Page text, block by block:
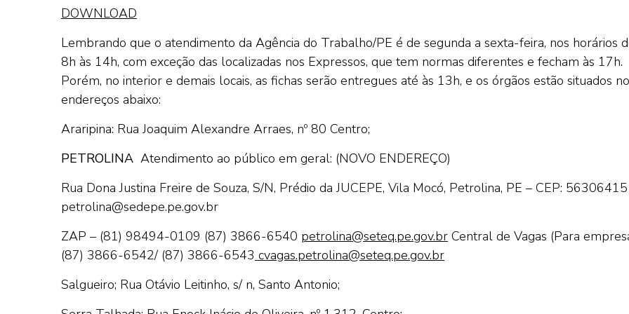
DOWNLOAD
Lembrando que o atendimento da Agência do Trabalho/PE é de segunda a sexta-feira, nos horários
8h às 14h, com exceção das localizadas nos Expressos, que tem normas diferentes e fecham às 17h.
Porém, no interior e demais locais, as fichas serão entregues até às 13h, e os órgãos estão situados
endereços abaixo:
Araripina: Rua Joaquim Alexandre Arraes, nº 80 Centro;
PETROLINA Atendimento ao público em geral: (NOVO ENDEREÇO)
Rua Dona Justina Freire de Souza, S/N, Prédio da JUCEPE, Vila Mocó, Petrolina, PE – CEP: 56306415
petrolina@sedepe.pe.gov.br
ZAP – (81) 98494-0109 (87) 3866-6540 petrolina@seteq.pe.gov.br Central de Vagas (Para
(87) 3866-6542/ (87) 3866-6543 cvagas.petrolina@seteq.pe.gov.br
Salgueiro; Rua Otávio Leitinho, s/ n, Santo Antonio;